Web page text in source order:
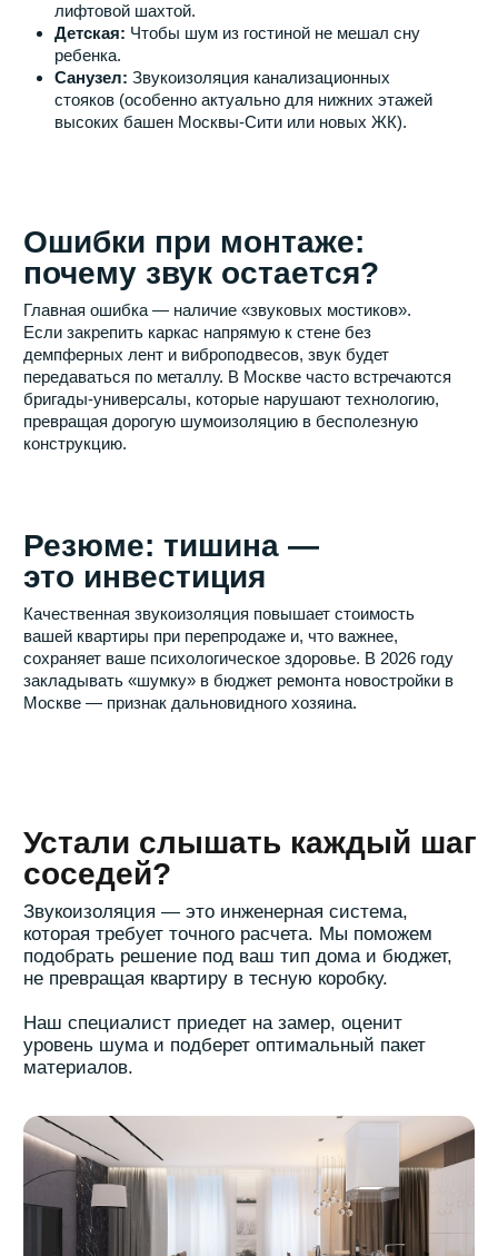
Звукоизоляция — это инженерная система,
которая требует точного расчета. Мы поможем
подобрать решение под ваш тип дома и бюджет,
не превращая квартиру в тесную коробку.
Наш специалист приедет на замер, оценит
уровень шума и подберет оптимальный пакет
материалов.
С нами ваш ремонт будет
простым и комфортным
Или просто оставьте заявку в форме ниже
и мы свяжемся с вами в ближайшее время для
обсуждения всех деталей
Оставьте заявку на нашем сайте и наш
менеджер свяжется с вами в ближайшее время
для уточнения всех деталей и организации
выезда замерщика
Отправить
Вас могут заинтересовать
следующие услуги